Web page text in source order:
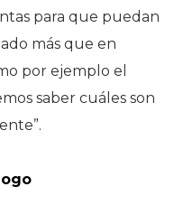
para que puedan
más que en
por ejemplo el
saber cuáles son